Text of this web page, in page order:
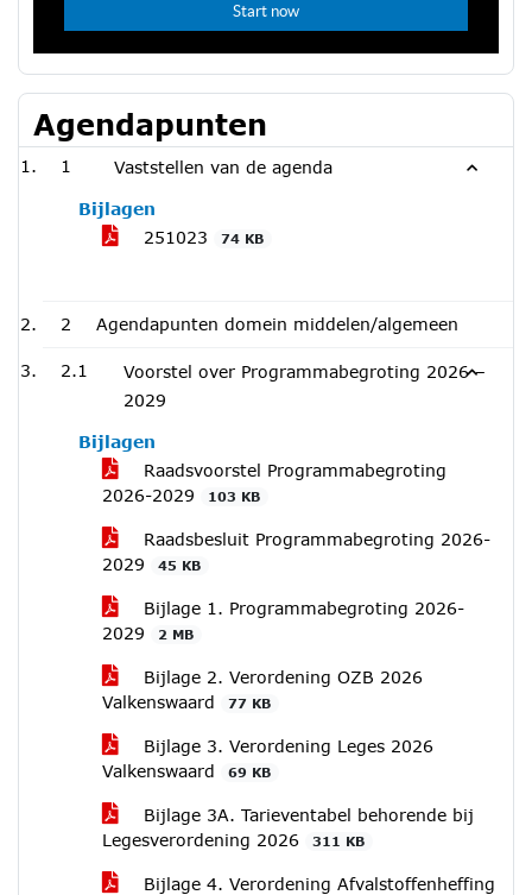
Agendapunten
1 Vaststellen van de agenda
Bijlagen
251023
74 KB
2 Agendapunten domein middelen/algemeen
2.1
Voorstel over Programmabegroting 2026 –
2029
Bijlagen
Raadsvoorstel Programmabegroting
2026-2029
103 KB
Raadsbesluit Programmabegroting 2026-
2029
45 KB
Bijlage 1. Programmabegroting 2026-
2029
2 MB
Bijlage 2. Verordening OZB 2026
Valkenswaard
77 KB
Bijlage 3. Verordening Leges 2026
Valkenswaard
69 KB
Bijlage 3A. Tarieventabel behorende bij
Legesverordening 2026
311 KB
Bijlage 4. Verordening Afvalstoffenheffing